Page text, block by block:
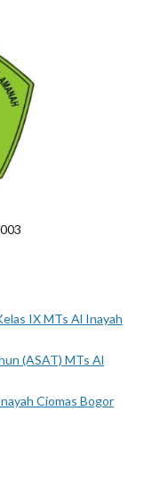
IX MTs Al Inayah
(ASAT) MTs Al
Ciomas Bogor